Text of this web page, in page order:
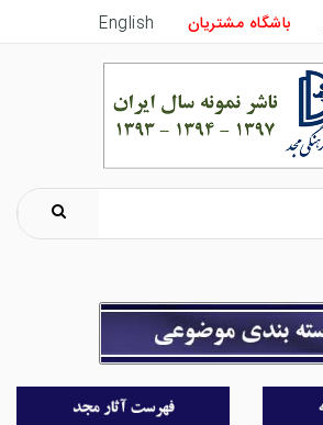
باشگاه مشتریان English